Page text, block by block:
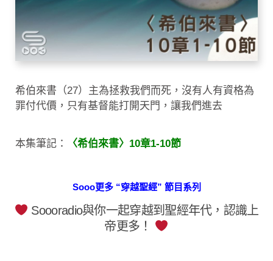
希伯來書（27）主為拯救我們而死，沒有人有資格為
罪付代價，只有基督能打開天門，讓我們進去
本集筆記： 〈希伯來書〉10章1-10節
Sooo更多 “穿越聖經” 節目系列
Soooradio與你一起穿越到聖經年代，認識上
帝更多！